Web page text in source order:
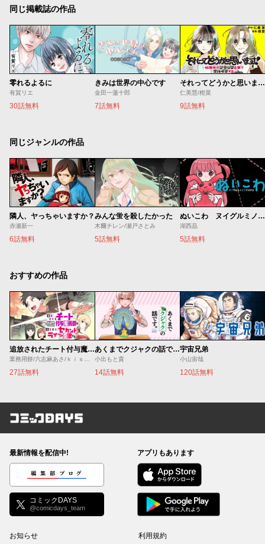
同じ掲載誌の作品
零れるよるに
有賀リエ
30話無料
きみは世界の中心です
金田一蓮十郎
7話無料
それってどうかと思います！～転職女子、ブラック企業でサバイブする。～
仁美慧/柑菜
9話無料
同じジャンルの作品
隣人、ヤっちゃいますか？
赤瀬新一
6話無料
みんな蛍を殺したかった
木爾チレン/瀬戸さとみ
5話無料
ぬいこわ ヌイグルミノコワイハナシ
湖西晶
5話無料
おすすめの作品
追放されたチート付与魔術師は気ままなセカンドライフを謳歌する。 ～俺は武器だけじゃなく、あらゆるものに『強化ポイント』を付与できるし、俺の意思でいつでも効果を解除できるけど、残った人たち大丈夫？～
27話無料
あくまでクジャクの話です。
小出もと貴
14話無料
宇宙兄弟
小山宙哉
120話無料
コミックDAYS
最新情報を配信中!
編集部ブログ
コミックDAYS
@comicdays_team
アプリもあります
お知らせ 利用規約